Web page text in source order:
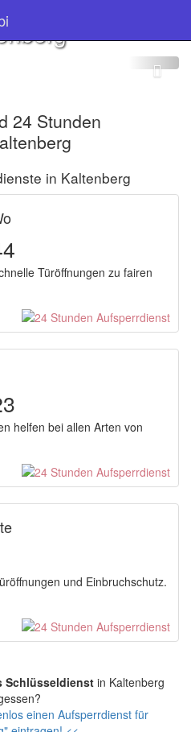
24 Stunden
in Kaltenberg
Türöffnungen zu fairen
helfen bei allen Arten von
und Einbruchschutz.
Schlüsseldienst in Kaltenberg
einen Aufsperrdienst für